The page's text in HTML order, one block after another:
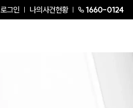
로그인 나의사건현황 1660-0124